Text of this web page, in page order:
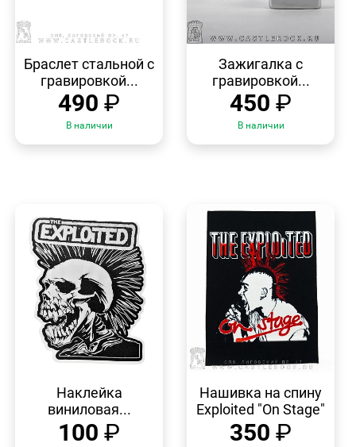
Браслет стальной с
гравировкой...
490 ₽
В наличии
Зажигалка с
гравировкой...
450 ₽
В наличии
ПРОСМОТР
Наклейка
виниловая...
100 ₽
ПРОСМОТР
Нашивка на спину
Exploited "On Stage"
350 ₽